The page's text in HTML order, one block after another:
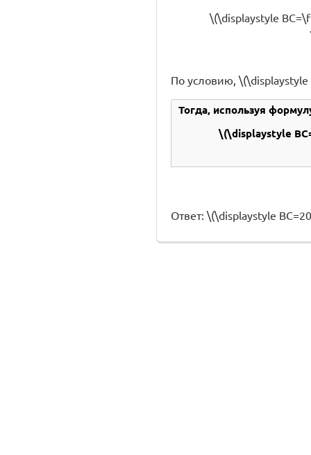
\(\displaystyle
По условию,
Тогда, используя
\(\displaystyle
Ответ: \(\displaystyle